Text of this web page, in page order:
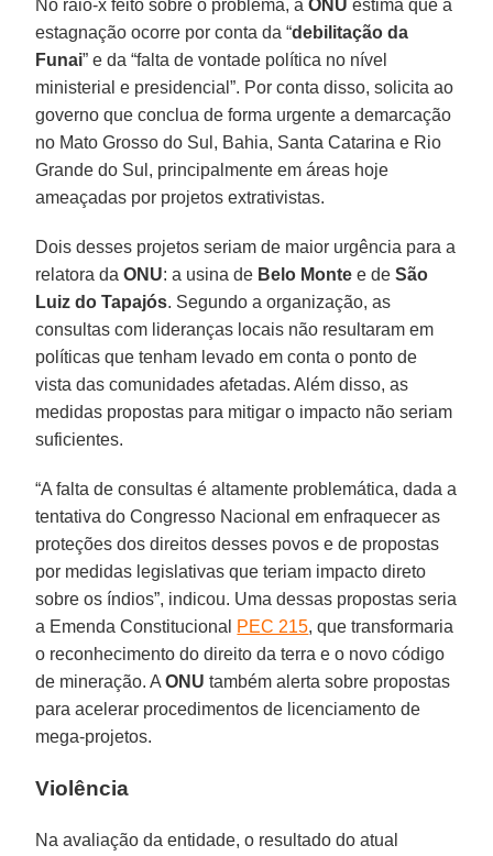
No raio-x feito sobre o problema, aONU estima que a
estagnação ocorre por conta da “debilitação da
Funai” e da “falta de vontade política no nível
ministerial e presidencial”. Por conta disso, solicita ao
governo que conclua de forma urgente a demarcação
no Mato Grosso do Sul, Bahia, Santa Catarina e Rio
Grande do Sul, principalmente em áreas hoje
ameaçadas por projetos extrativistas.
Dois desses projetos seriam de maior urgência para a
relatora daONU: a usina de Belo Monte e deSão
Luiz do Tapajós. Segundo a organização, as
consultas com lideranças locais não resultaram em
políticas que tenham levado em conta o ponto de
vista das comunidades afetadas. Além disso, as
medidas propostas para mitigar o impacto não seriam
suficientes.
“A falta de consultas é altamente problemática, dada a
tentativa do Congresso Nacional em enfraquecer as
proteções dos direitos desses povos e de propostas
por medidas legislativas que teriam impacto direto
sobre os índios”, indicou. Uma dessas propostas seria
a Emenda Constitucional PEC 215, que transformaria
o reconhecimento do direito da terra e o novo código
de mineração. AONU também alerta sobre propostas
para acelerar procedimentos de licenciamento de
mega-projetos.
Violência
Na avaliação da entidade, o resultado do atual